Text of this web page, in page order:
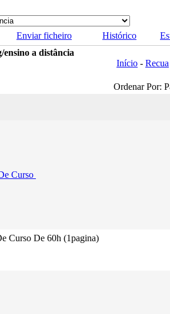
Enviar ficheiro Histórico
a distância
Início - Recua
Ordenar Por:
Curso
Curso De 60h (1pagina)